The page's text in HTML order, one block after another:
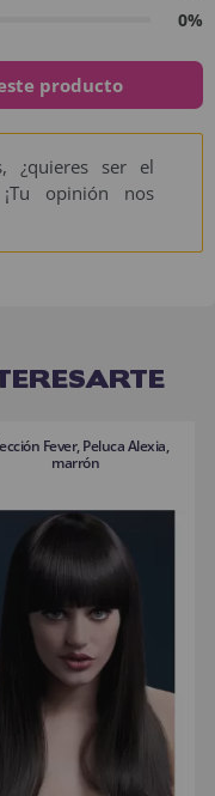
0%
producto
¿quieres ser el
opinión nos
Fever, Peluca Alexia,
marrón